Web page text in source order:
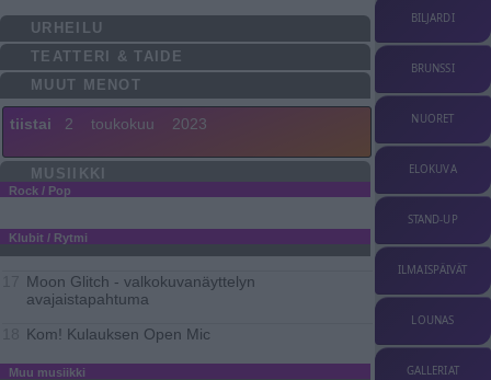
URHEILU
TEATTERI & TAIDE
MUUT MENOT
tiistai 2 toukokuu 2023
MUSIIKKI
Rock / Pop
Klubit / Rytmi
Moon Glitch - valkokuvanäyttelyn
avajaistapahtuma
Kom! Kulauksen Open Mic
Muu musiikki
BILJARDI
BRUNSSI
NUORET
ELOKUVA
STAND-UP
ILMAISPÄIVÄT
LOUNAS
GALLERIAT